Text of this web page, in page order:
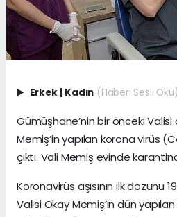
Erkek | Kadın (Haberi Sesli Oku)
Gümüşhane’nin bir önceki Valisi
Memiş’in yapılan korona virüs
çıktı. Vali Memiş evinde
Koronavirüs aşısının ilk dozunu
Valisi Okay Memiş’in dün